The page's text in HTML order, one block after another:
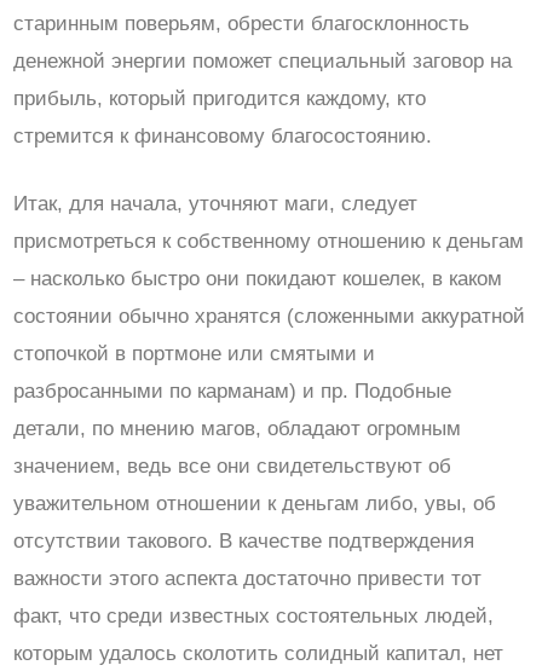
старинным поверьям, обрести благосклонность
денежной энергии поможет специальный заговор на
прибыль, который пригодится каждому, кто
стремится к финансовому благосостоянию.
Итак, для начала, уточняют маги, следует
присмотреться к собственному отношению к деньгам
– насколько быстро они покидают кошелек, в каком
состоянии обычно хранятся (сложенными аккуратной
стопочкой в портмоне или смятыми и
разбросанными по карманам) и пр. Подобные
детали, по мнению магов, обладают огромным
значением, ведь все они свидетельствуют об
уважительном отношении к деньгам либо, увы, об
отсутствии такового. В качестве подтверждения
важности этого аспекта достаточно привести тот
факт, что среди известных состоятельных людей,
которым удалось сколотить солидный капитал, нет